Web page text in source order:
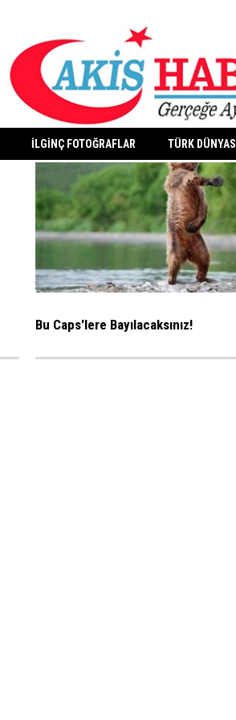
İLGİNÇ FOTOĞRAFLAR TÜRK DÜNYASI
Bu Caps'lere Bayılacaksınız!